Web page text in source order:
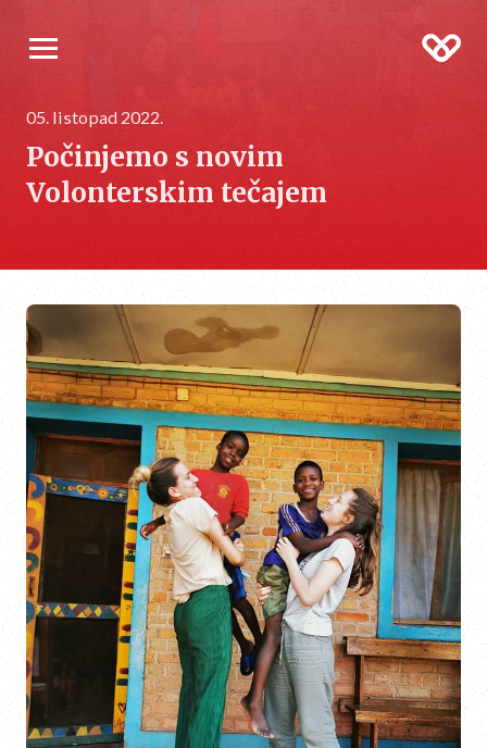
05. listopad 2022.
Počinjemo s novim
Volonterskim tečajem